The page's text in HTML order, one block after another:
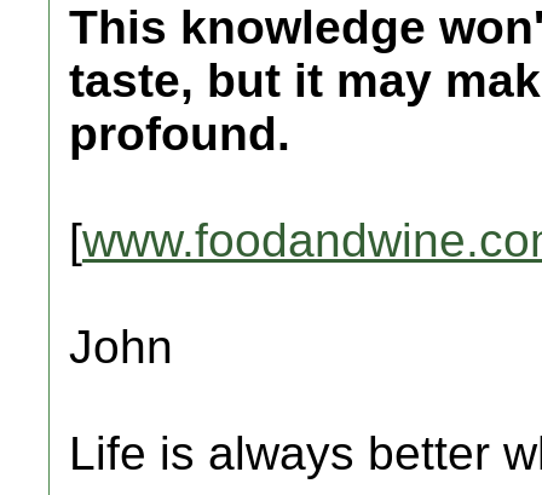
This knowledge
taste, but it may
profound.
[
John
Life is always better